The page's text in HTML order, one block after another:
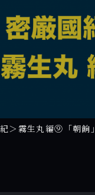
＞霧生丸編⑨「朝餉」